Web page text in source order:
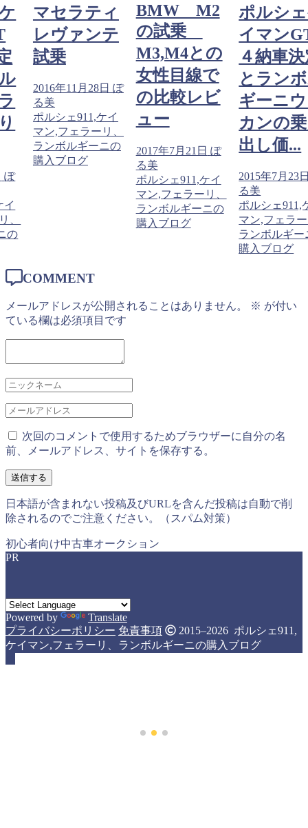
ぽ
イ
、
の
マセラティ
レヴァンテ
試乗
2016年11月28日 ぽ
る美
ポルシェ911,ケイ
マン,フェラーリ、
ランボルギーニの
購入ブログ
BMW M2
の試乗
M3,M4との
女性目線で
の比較レビ
ュー
2017年7月21日 ぽ
る美
ポルシェ911,ケイ
マン,フェラーリ、
ランボルギーニの
購入ブログ
ポルシ
イマン
４納車
とラン
ギーニ
カンの
出し価...
2015年7月23
る美
ポルシェ911,
マン,フェラ
ランボルギー
購入ブログ
COMMENT
メールアドレスが公開されることはありません。 ※ が付い
ている欄は必須項目です
次回のコメントで使用するためブラウザーに自分の名
前、メールアドレス、サイトを保存する。
日本語が含まれない投稿及びURLを含んだ投稿は自動で削
除されるのでご注意ください。（スパム対策）
初心者向け中古車オークション
PR
Powered by
Translate
プライバシーポリシー 免責事項
2015–2026 ポルシェ911,
ケイマン,フェラーリ、ランボルギーニの購入ブログ